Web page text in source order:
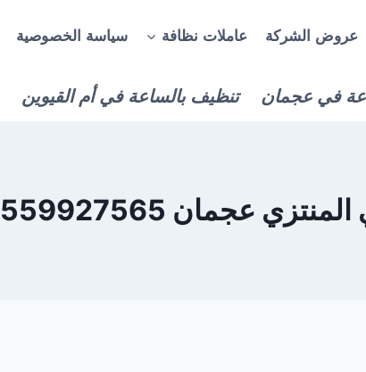
عروض الشركة عاملات نظافة سياسة الخصوصية
في عجمان تنظيف بالساعة في أم القيوين
عجمان 0559927565